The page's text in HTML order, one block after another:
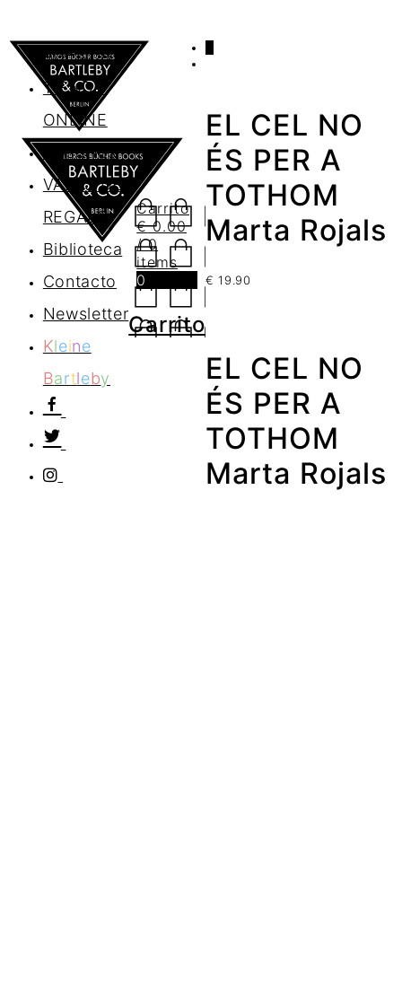
AGENDA
TIENDA
ONLINE
Nosotros
VALES DE
REGALO
Biblioteca
Contacto
Newsletter
Kleine
Bartleby
Carrito
€0.00
/ 0
items
0
Carrito
EL CEL NO
ÉS PER A
TOTHOM
Marta Rojals
€ 19.90
EL CEL NO
ÉS PER A
TOTHOM
Marta Rojals